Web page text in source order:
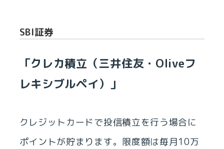
SBI証券
「クレカ積立（三井住友・Oliveフ
レキシブルペイ）」
クレジットカードで投信積立を行う場合に
ポイントが貯まります。限度額は毎月10万